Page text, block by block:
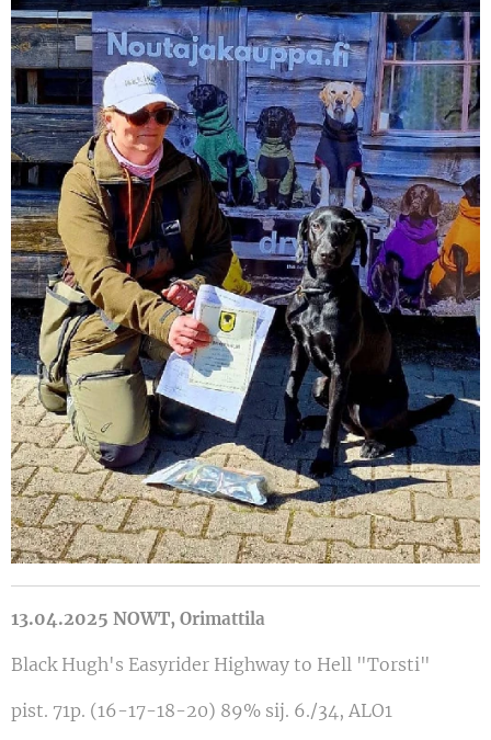
13.04.2025 NOWT, Orimattila
Black Hugh's Easyrider Highway to Hell "Torsti"
pist. 71p. (16-17-18-20) 89% sij. 6./34, ALO1